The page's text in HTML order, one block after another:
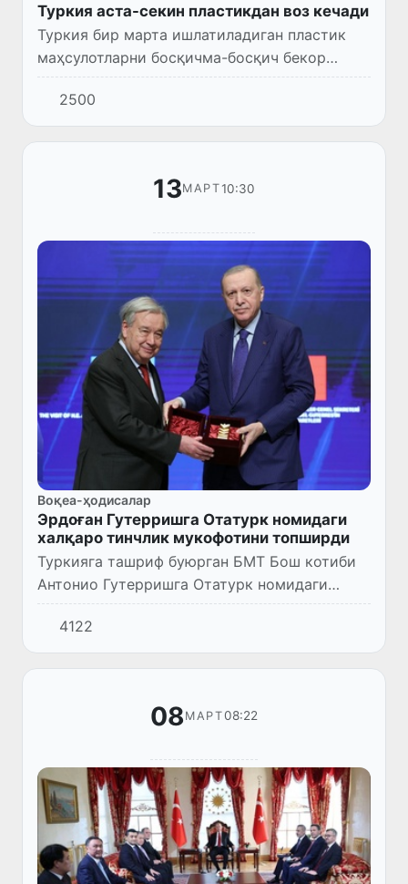
Туркия аста-секин пластикдан воз кечади
Туркия бир марта ишлатиладиган пластик
маҳсулотларни босқичма-босқич бекор
қиладиган янги қоида тайёрламоқда.
2500
13МАРТ10:30
Воқеа-ҳодисалар
Эрдоған Гутерришга Отатурк номидаги
халқаро тинчлик мукофотини топширди
Туркияга ташриф буюрган БМТ Бош котиби
Антонио Гутерришга Отатурк номидаги
халқаро тинчлик мукофоти топширилди.
4122
08МАРТ08:22